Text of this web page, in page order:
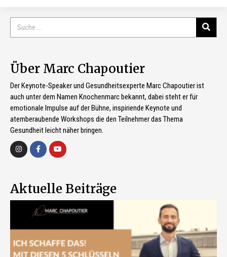
Über Marc Chapoutier
Der Keynote-Speaker und Gesundheitsexperte Marc Chapoutier ist
auch unter dem Namen Knochenmarc bekannt, dabei steht er für
emotionale Impulse auf der Bühne, inspiriende Keynote und
atemberaubende Workshops die den Teilnehmer das Thema
Gesundheit leicht näher bringen.
Aktuelle Beiträge